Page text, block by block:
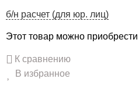
б/н расчет (для юр. лиц)
Этот товар можно приобрести
К сравнению
В избранное